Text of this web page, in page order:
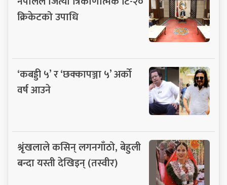
क्रिकेटको उपाधि
‘कबड्डी ५’ र ‘छक्कापञ्जा ५’ अर्को
वर्ष आउने
श्रृंखलाले कसिन् लगनगाँठो, बेहुली
बन्दा यस्ती देखिइन् (तस्वीर)